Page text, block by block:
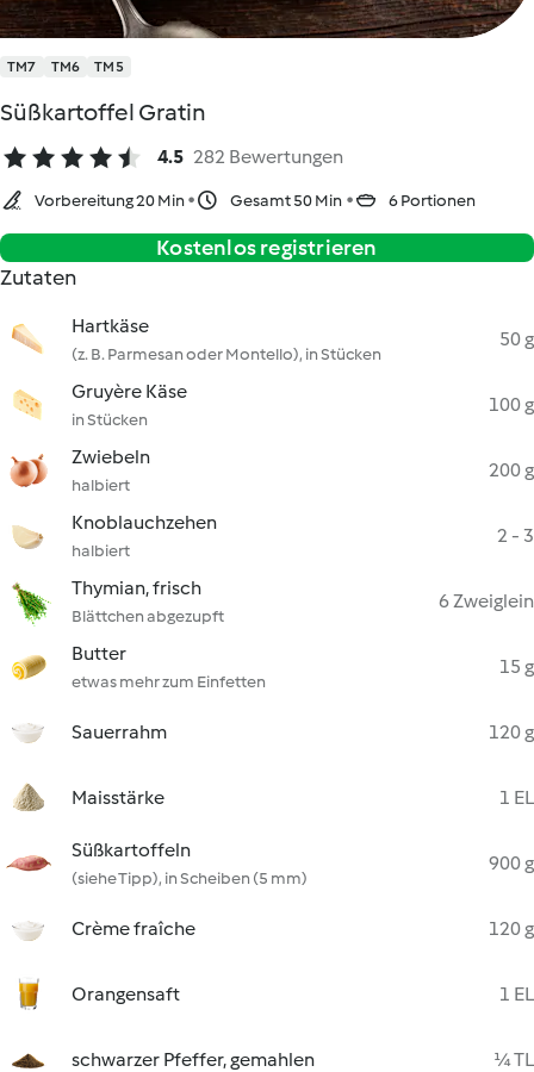
TM7 TM6 TM5
Süßkartoffel Gratin
4.5 282 Bewertungen
Vorbereitung 20 Min Gesamt 50 Min 6 Portionen
Kostenlos registrieren
Zutaten
Hartkäse
(z. B. Parmesan oder Montello), in Stücken
50 g
Gruyère Käse
in Stücken
100 g
Zwiebeln
halbiert
200 g
Knoblauchzehen
halbiert
2 - 3
Thymian, frisch
Blättchen abgezupft
6 Zweiglein
Butter
etwas mehr zum Einfetten
15 g
Sauerrahm 120 g
Maisstärke 1 EL
Süßkartoffeln
(siehe Tipp), in Scheiben (5 mm)
900 g
Crème fraîche 120 g
Orangensaft 1 EL
schwarzer Pfeffer, gemahlen ¼ TL